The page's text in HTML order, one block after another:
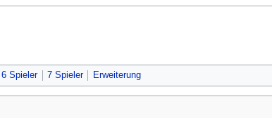
6 Spieler 7 Spieler Erweiterung